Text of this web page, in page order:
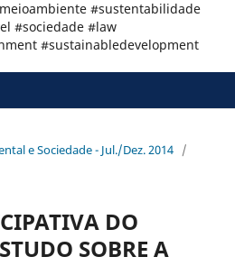
#sustentabilidade
#sociedade #law
#sustainabledevelopment
e Sociedade - Jul./Dez. 2014 /
DO
SOBRE A